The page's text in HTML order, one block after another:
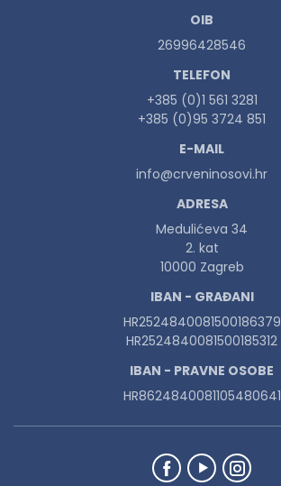
OIB
26996428546
TELEFON
+385 (0)1 561 3281
+385 (0)95 3724 851
E-MAIL
info@crveninosovi.hr
ADRESA
Medulićeva 34
2. kat
10000 Zagreb
IBAN - GRAĐANI
HR2524840081500186379
HR2524840081500185312
IBAN - PRAVNE OSOBE
HR8624840081105480641